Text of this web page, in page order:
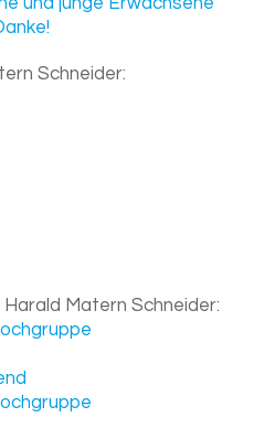
Schneider:
Harald Matern Schneider: